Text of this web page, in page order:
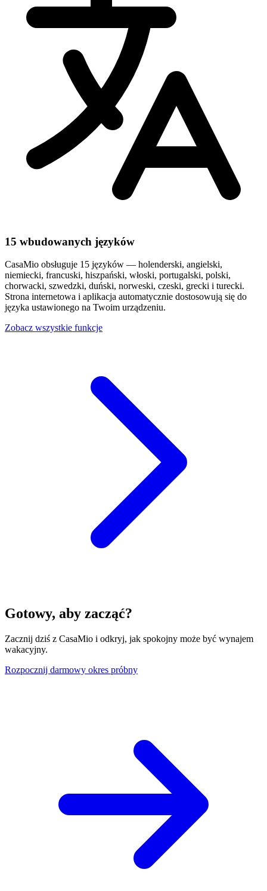
15 wbudowanych języków
CasaMio obsługuje 15 języków — holenderski, angielski,
niemiecki, francuski, hiszpański, włoski, portugalski, polski,
chorwacki, szwedzki, duński, norweski, czeski, grecki i turecki.
Strona internetowa i aplikacja automatycznie dostosowują się do
języka ustawionego na Twoim urządzeniu.
Zobacz wszystkie funkcje
Gotowy, aby zacząć?
Zacznij dziś z CasaMio i odkryj, jak spokojny może być wynajem
wakacyjny.
Rozpocznij darmowy okres próbny